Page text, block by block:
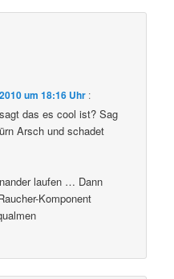
um 18:16 Uhr :
das es cool ist? Sag
Arsch und schadet
laufen … Dann
Komponent